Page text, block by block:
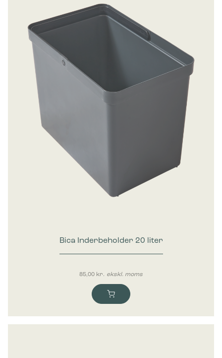
Bica Inderbeholder 20 liter
85,00 kr. ekskl. moms